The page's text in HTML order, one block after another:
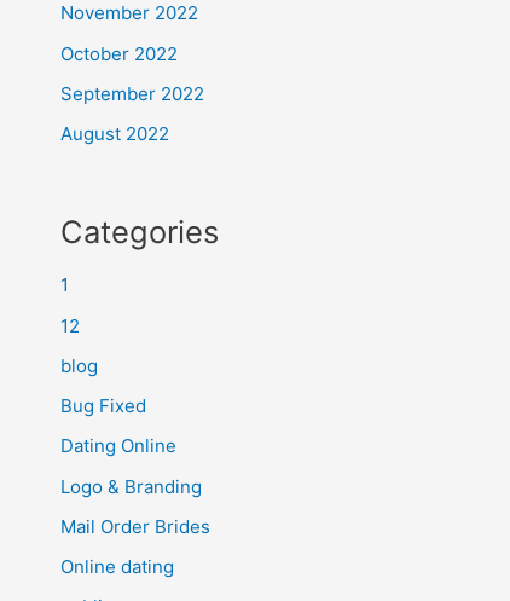
November 2022
October 2022
September 2022
August 2022
Categories
1
12
blog
Bug Fixed
Dating Online
Logo & Branding
Mail Order Brides
Online dating